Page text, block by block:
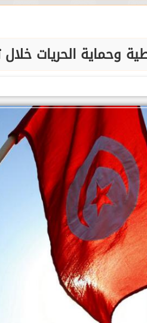
وحماية الحريات